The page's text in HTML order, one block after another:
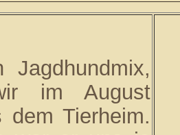
Jagdhundmix,
im August
dem Tierheim.